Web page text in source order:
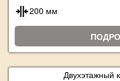
200 мм
Двухэтажный